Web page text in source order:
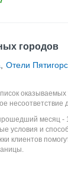
городов
Отели
месяц -
условия и
клиентов